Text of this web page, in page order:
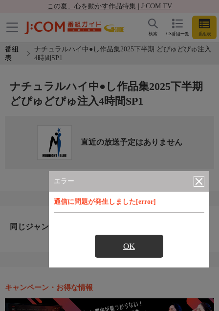
この夏、心を動かす作品特集 | J:COM TV
CS番組一覧 番組表
検索
番組
表
ナチュラルハイ中●し作品集2025下半期 どぴゅどぴゅ注入
4時間SP1
エラー
通信に問題が発生しました[error]
OK
ナチュラルハイ中●し作品集2025下半期
どぴゅどぴゅ注入4時間SP1
直近の放送予定はありません
同じジャンルのおすすめ番組
キャンペーン・お得な情報